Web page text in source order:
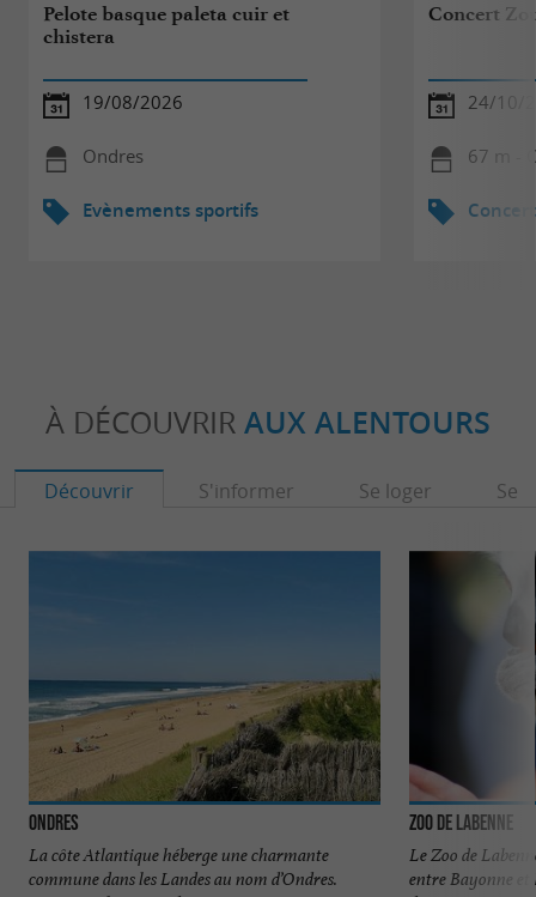
Pelote basque paleta cuir et
chistera
19/08/2026
Ondres
Evènements sportifs
Concert
24/10/
67 m -
À DÉCOUVRIR AUX ALENTOURS
Découvrir S'informer Se loger Se
Ondres
La côte Atlantique héberge une charmante
commune dans les Landes au nom d’Ondres.
Zoo de Labenne
Le Zoo de
entre Bayonne et